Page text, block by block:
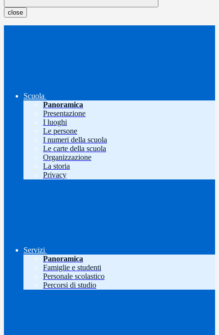
close
Scuola
Panoramica
Presentazione
I luoghi
Le persone
I numeri della scuola
Le carte della scuola
Organizzazione
La storia
Privacy
Servizi
Panoramica
Famiglie e studenti
Personale scolastico
Percorsi di studio